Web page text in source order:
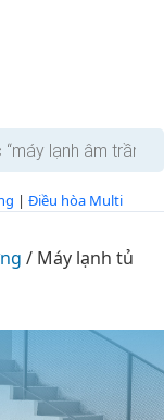
| Điều hòa Multi
/ Máy lạnh tủ